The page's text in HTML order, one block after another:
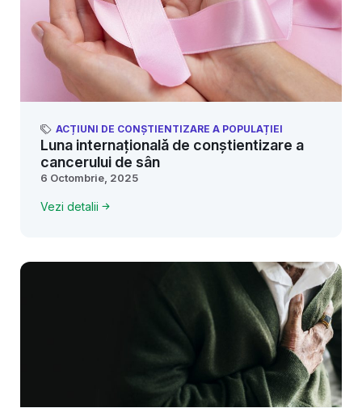
ACȚIUNI DE CONȘTIENTIZARE A POPULAȚIEI
Luna internațională de conștientizare a
cancerului de sân
6 Octombrie, 2025
Vezi detalii